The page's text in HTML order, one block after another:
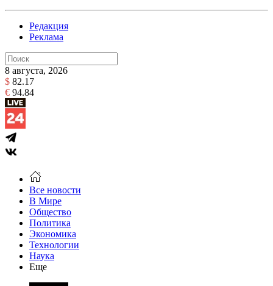
Редакция
Реклама
8 августа, 2026
$ 82.17
€ 94.84
Все новости
В Мире
Общество
Политика
Экономика
Технологии
Наука
Еще